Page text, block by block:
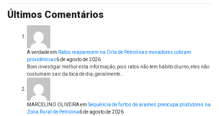
Últimos Comentários
A verdadeem Ratos reaparecem na Orla de Petrolina e moradores cobram
providências6 de agosto de 2026
Bom investigar melhor esta informação, pois ratos não tem hábito diurno, eles não
costumam sair da toca de dia, geralmente…
MARCELINO OLIVEIRAem Sequência de furtos de arames preocupa produtores na
Zona Rural de Petrolina6 de agosto de 2026